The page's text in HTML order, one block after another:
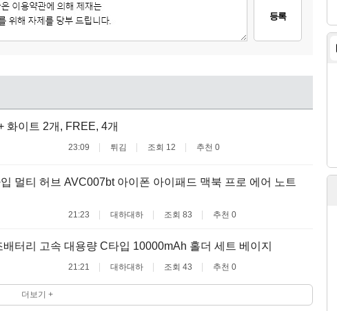
등록
화이트 2개, FREE, 4개
23:09 튀김 조회 12 추천 0
멀티 허브 AVC007bt 아이폰 아이패드 맥북 프로 에어 노트
21:23 대하대하 조회 83 추천 0
터리 고속 대용량 C타입 10000mAh 홀더 세트 베이지
21:21 대하대하 조회 43 추천 0
더보기 +